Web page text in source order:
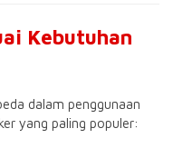
Kebutuhan
dalam penggunaan
yang paling populer: